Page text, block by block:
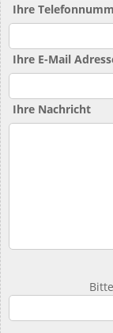
Ihre
Ihre E-Mail
Ihre Nachricht